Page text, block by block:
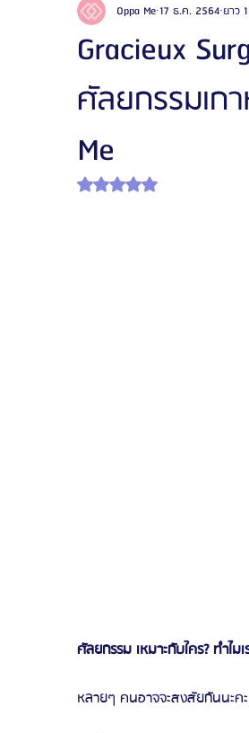
รีวิวศัลยกรรมฉีดไขมัน รีวิวศัลยกรรมดูดไขมัน
โรงพยาบาลศัลยกรรมเฟรช โรงพยาบาลศัล
รีวิวศัลยกรรมผู้ชาย
Gracieux
ศัลยกรรมเก
Me
Oppa Me 17 ธ.ค. 2564ยาว
ได้รับ NaN เต็ม 5 ดาว
ศัลยกรรม เหมาะกับใคร? ทำไม
หลายๆ คนอาจจะสงสัยกันนะค